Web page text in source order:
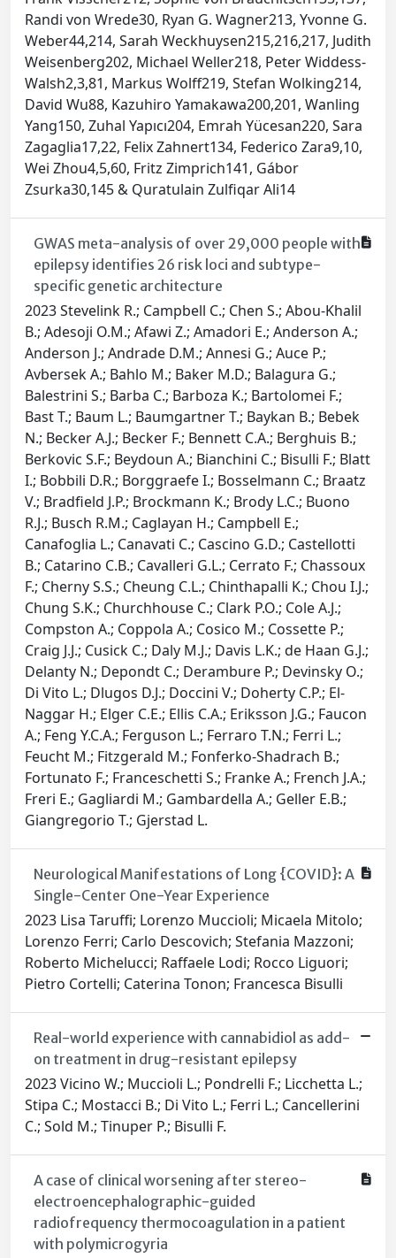
Randi von Wrede30, Ryan G. Wagner213, Yvonne G.
Weber44,214, Sarah Weckhuysen215,216,217, Judith
Weisenberg202, Michael Weller218, Peter Widdess-
Walsh2,3,81, Markus Wolff219, Stefan Wolking214,
David Wu88, Kazuhiro Yamakawa200,201, Wanling
Yang150, Zuhal Yapıcı204, Emrah Yücesan220, Sara
Zagaglia17,22, Felix Zahnert134, Federico Zara9,10,
Wei Zhou4,5,60, Fritz Zimprich141, Gábor
Zsurka30,145 & Quratulain Zulfiqar Ali14
GWAS meta-analysis of over 29,000 people with
epilepsy identifies 26 risk loci and subtype-
specific genetic architecture
2023 Stevelink R.; Campbell C.; Chen S.; Abou-Khalil
B.; Adesoji O.M.; Afawi Z.; Amadori E.; Anderson A.;
Anderson J.; Andrade D.M.; Annesi G.; Auce P.;
Avbersek A.; Bahlo M.; Baker M.D.; Balagura G.;
Balestrini S.; Barba C.; Barboza K.; Bartolomei F.;
Bast T.; Baum L.; Baumgartner T.; Baykan B.; Bebek
N.; Becker A.J.; Becker F.; Bennett C.A.; Berghuis B.;
Berkovic S.F.; Beydoun A.; Bianchini C.; Bisulli F.; Blatt
I.; Bobbili D.R.; Borggraefe I.; Bosselmann C.; Braatz
V.; Bradfield J.P.; Brockmann K.; Brody L.C.; Buono
R.J.; Busch R.M.; Caglayan H.; Campbell E.;
Canafoglia L.; Canavati C.; Cascino G.D.; Castellotti
B.; Catarino C.B.; Cavalleri G.L.; Cerrato F.; Chassoux
F.; Cherny S.S.; Cheung C.L.; Chinthapalli K.; Chou I.J.;
Chung S.K.; Churchhouse C.; Clark P.O.; Cole A.J.;
Compston A.; Coppola A.; Cosico M.; Cossette P.;
Craig J.J.; Cusick C.; Daly M.J.; Davis L.K.; de Haan G.J.;
Delanty N.; Depondt C.; Derambure P.; Devinsky O.;
Di Vito L.; Dlugos D.J.; Doccini V.; Doherty C.P.; El-
Naggar H.; Elger C.E.; Ellis C.A.; Eriksson J.G.; Faucon
A.; Feng Y.C.A.; Ferguson L.; Ferraro T.N.; Ferri L.;
Feucht M.; Fitzgerald M.; Fonferko-Shadrach B.;
Fortunato F.; Franceschetti S.; Franke A.; French J.A.;
Freri E.; Gagliardi M.; Gambardella A.; Geller E.B.;
Giangregorio T.; Gjerstad L.
Neurological Manifestations of Long {COVID}: A
Single-Center One-Year Experience
2023 Lisa Taruffi; Lorenzo Muccioli; Micaela Mitolo;
Lorenzo Ferri; Carlo Descovich; Stefania Mazzoni;
Roberto Michelucci; Raffaele Lodi; Rocco Liguori;
Pietro Cortelli; Caterina Tonon; Francesca Bisulli
Real-world experience with cannabidiol as add-
on treatment in drug-resistant epilepsy
2023 Vicino W.; Muccioli L.; Pondrelli F.; Licchetta L.;
Stipa C.; Mostacci B.; Di Vito L.; Ferri L.; Cancellerini
C.; Sold M.; Tinuper P.; Bisulli F.
A case of clinical worsening after stereo-
electroencephalographic-guided
radiofrequency thermocoagulation in a patient
with polymicrogyria